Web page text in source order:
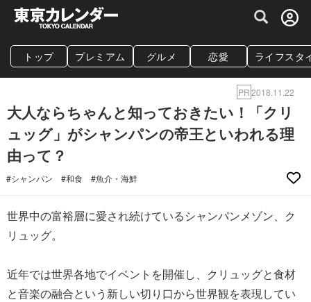
グルメ情報・プレミアムレストラン予約
トップ プレミアム グルメ 恋愛 ライフスタ
PR2018.11.22
大人ならちゃんと知っておきたい！「クリ
ュッグ」がシャンパンの帝王といわれる理
由って？
#シャンパン #和食 #魚介・海鮮
世界中の富裕層に愛され続けているシャンパンメゾン、ク
リュッグ。
近年では世界各地でイベントを開催し、クリュッグと食材
と音楽の融合という新しい切り口から世界観を表現してい